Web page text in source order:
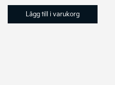
Lägg till i varukorg